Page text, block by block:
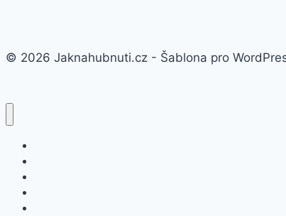
© 2026 Jaknahubnuti.cz - Šablona pro